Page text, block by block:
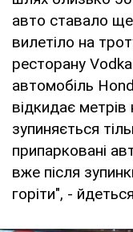
авто ставало
вилетіло на
ресторану
автомобіль
відкидає
зупиняється
припарковані
вже після
горіти", -